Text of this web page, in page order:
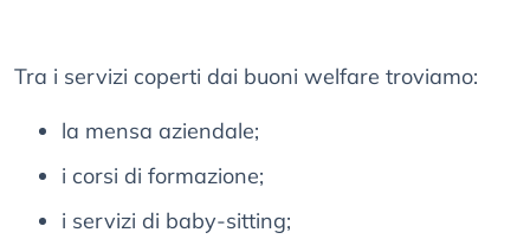
Tra i servizi coperti dai buoni welfare troviamo:
la mensa aziendale;
i corsi di formazione;
i servizi di baby-sitting;